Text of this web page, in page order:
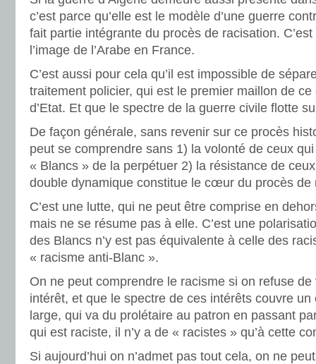
c’est parce qu’elle est le modèle d’une guerre
fait partie intégrante du procès de racisation.
l’image de l’Arabe en France.
C’est aussi pour cela qu’il est impossible de
traitement policier, qui est le premier maillon de ce
d’Etat. Et que le spectre de la guerre civile flotte
De façon générale, sans revenir sur ce procès
peut se comprendre sans 1) la volonté de ceux
« Blancs » de la perpétuer 2) la résistance de
double dynamique constitue le cœur du procès de
C’est une lutte, qui ne peut être comprise en
mais ne se résume pas à elle. C’est une
des Blancs n’y est pas équivalente à celle des
« racisme anti-Blanc ».
On ne peut comprendre le racisme si on refuse
intérêt, et que le spectre de ces intérêts couvre
large, qui va du prolétaire au patron en passant
qui est raciste, il n’y a de « racistes » qu’à cette
Si aujourd’hui on n’admet pas tout cela, on ne